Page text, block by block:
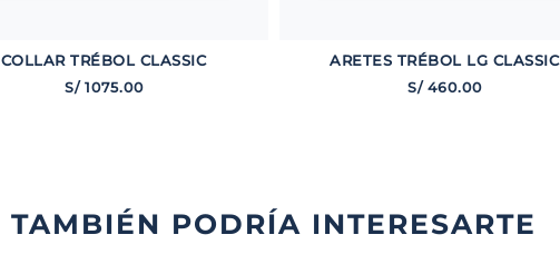
COLLAR TRÉBOL CLASSIC
S/ 1075.00
ARETES TRÉBOL LG CLASSIC
S/ 460.00
TAMBIÉN PODRÍA INTERESARTE